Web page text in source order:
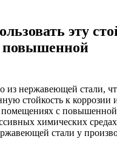
эту
повышенной
из нержавеющей стали,
стойкость к коррозии
помещениях с повышенной
химических
стали у